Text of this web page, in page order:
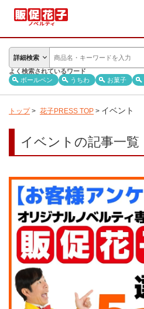
詳細検索
よく検索されているワード
ボールペン
うちわ お菓子
トップ> 花子PRESS TOP > イベント
イベントの記事一覧